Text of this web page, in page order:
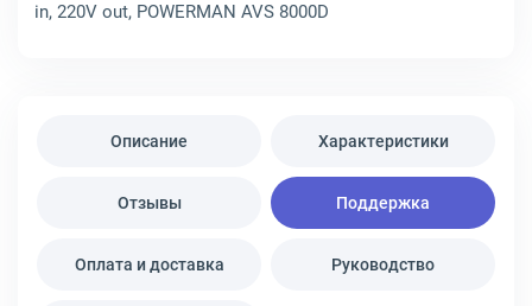
in, 220V out, POWERMAN AVS 8000D
Описание Характеристики
Отзывы Поддержка
Оплата и доставка Руководство